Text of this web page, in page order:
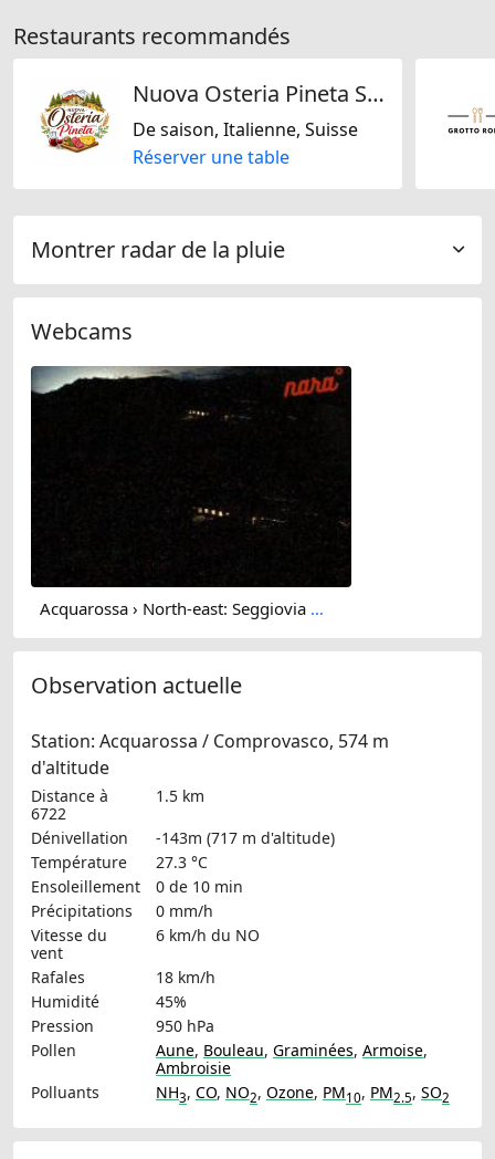
Restaurants recommandés
Nuova Osteria Pineta SNC
De saison, Italienne, Suisse
Réserver une table
Montrer radar de la pluie
Webcams
Acquarossa › North-east: Seggiovia Nara 1500 - Arrivo - Impianti turistici Nara "1500 - 2000"
Observation actuelle
Station: Acquarossa / Comprovasco, 574 m
d'altitude
Distance à
6722
1.5 km
Dénivellation
-143m (717 m d'altitude)
Température
27.3 °C
Ensoleillement
0 de 10 min
Précipitations
0 mm/h
Vitesse du
vent
6 km/h du NO
Rafales
18 km/h
Humidité
45%
Pression
950 hPa
Pollen
Aune, Bouleau, Graminées, Armoise,
Ambroisie
Polluants
NH3, CO, NO2, Ozone, PM10, PM2.5, SO2